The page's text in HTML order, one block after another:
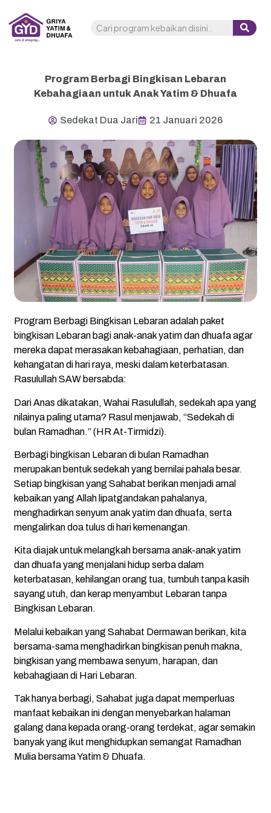
Program Berbagi Bingkisan Lebaran
Kebahagiaan untuk Anak Yatim & Dhuafa
Sedekat Dua Jari 21 Januari 2026
Program Berbagi Bingkisan Lebaran adalah paket
bingkisan Lebaran bagi anak-anak yatim dan dhuafa agar
mereka dapat merasakan kebahagiaan, perhatian, dan
kehangatan di hari raya, meski dalam keterbatasan.
Rasulullah SAW bersabda:
Dari Anas dikatakan, Wahai Rasulullah, sedekah apa yang
nilainya paling utama? Rasul menjawab, “Sedekah di
bulan Ramadhan.” (HR At-Tirmidzi).
Berbagi bingkisan Lebaran di bulan Ramadhan
merupakan bentuk sedekah yang bernilai pahala besar.
Setiap bingkisan yang Sahabat berikan menjadi amal
kebaikan yang Allah lipatgandakan pahalanya,
menghadirkan senyum anak yatim dan dhuafa, serta
mengalirkan doa tulus di hari kemenangan.
Kita diajak untuk melangkah bersama anak-anak yatim
dan dhuafa yang menjalani hidup serba dalam
keterbatasan, kehilangan orang tua, tumbuh tanpa kasih
sayang utuh, dan kerap menyambut Lebaran tanpa
Bingkisan Lebaran.
Melalui kebaikan yang Sahabat Dermawan berikan, kita
bersama-sama menghadirkan bingkisan penuh makna,
bingkisan yang membawa senyum, harapan, dan
kebahagiaan di Hari Lebaran.
Tak hanya berbagi, Sahabat juga dapat memperluas
manfaat kebaikan ini dengan menyebarkan halaman
galang dana kepada orang-orang terdekat, agar semakin
banyak yang ikut menghidupkan semangat Ramadhan
Mulia bersama Yatim & Dhuafa.